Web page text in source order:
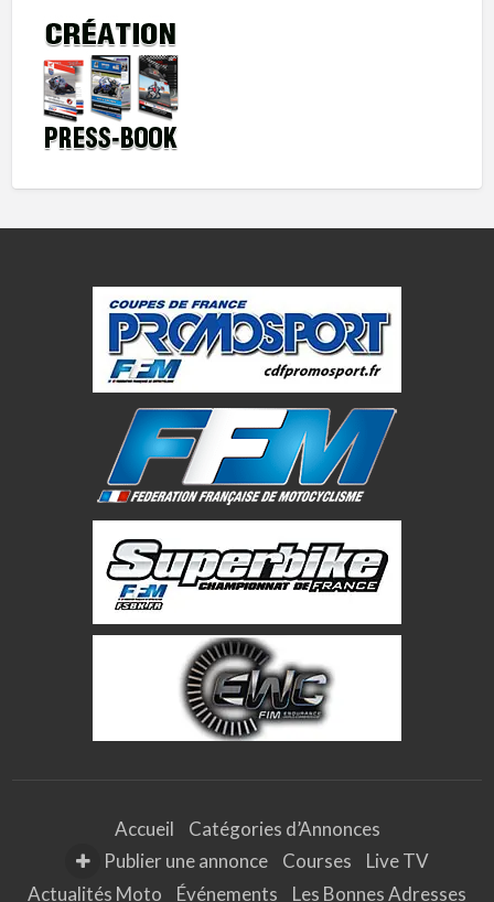
Accueil
Catégories d’Annonces
Publier une annonce
Courses
Live TV
Actualités Moto
Événements Les Bonnes Adresses